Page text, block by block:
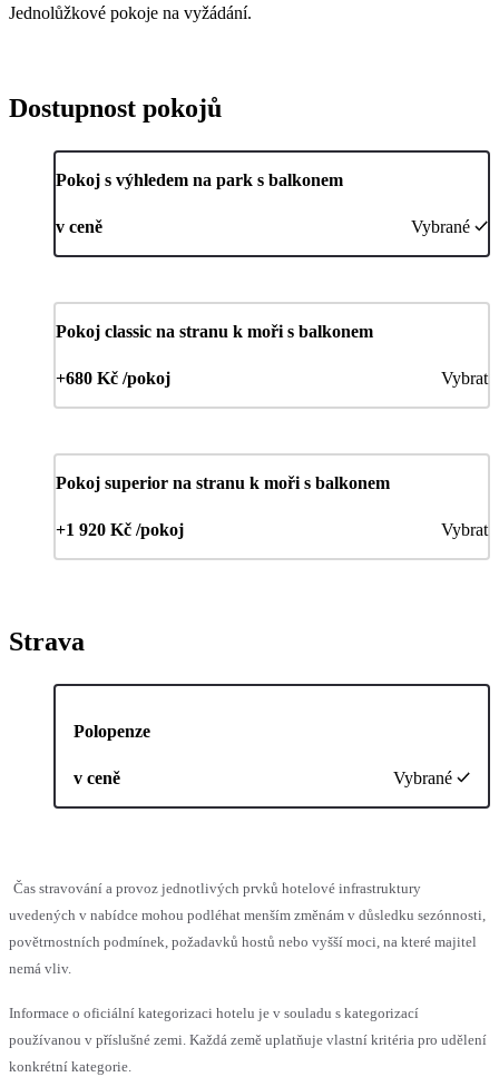
Jednolůžkové pokoje na vyžádání.
Dostupnost pokojů
Pokoj s výhledem na park s balkonem
v ceně Vybrané
Pokoj classic na stranu k moři s balkonem
+680 Kč /pokoj Vybrat
Pokoj superior na stranu k moři s balkonem
+1 920 Kč /pokoj Vybrat
Strava
Polopenze
v ceně Vybrané
Čas stravování a provoz jednotlivých prvků hotelové infrastruktury
uvedených v nabídce mohou podléhat menším změnám v důsledku sezónnosti,
povětrnostních podmínek, požadavků hostů nebo vyšší moci, na které majitel
nemá vliv.
Informace o oficiální kategorizaci hotelu je v souladu s kategorizací
používanou v příslušné zemi. Každá země uplatňuje vlastní kritéria pro udělení
konkrétní kategorie.